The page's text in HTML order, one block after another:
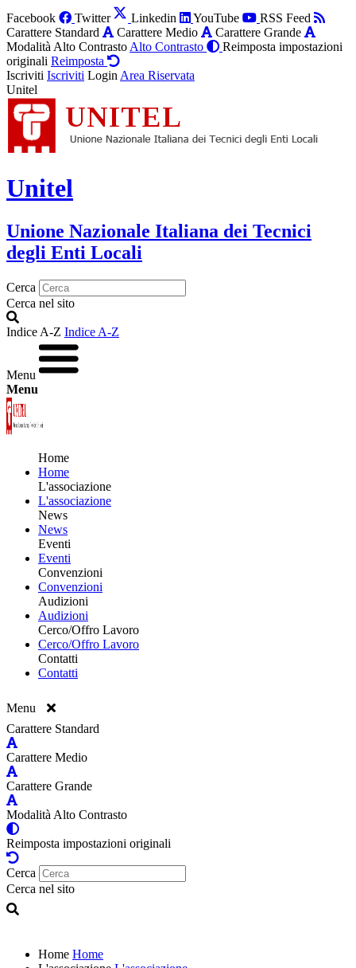
Facebook Twitter Linkedin YouTube
RSS Feed
Carattere Standard
Carattere Medio
Carattere Grande
Modalità Alto Contrasto Alto Contrasto
Reimposta impostazioni
originali Reimposta
Iscriviti Iscriviti Login Area Riservata
Unitel
Unitel
Unione Nazionale Italiana dei Tecnici
degli Enti Locali
Cerca
Cerca nel sito
Indice A-Z Indice A-Z
Menu
Menu
Home
Home
L'associazione
L'associazione
News
News
Eventi
Eventi
Convenzioni
Convenzioni
Audizioni
Audizioni
Cerco/Offro Lavoro
Cerco/Offro Lavoro
Contatti
Contatti
Menu
Carattere Standard
Carattere Medio
Carattere Grande
Modalità Alto Contrasto
Reimposta impostazioni originali
Cerca
Cerca nel sito
Home Home